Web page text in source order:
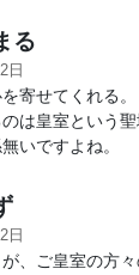
る
日
寄せてくれる。
は皇室という
いですよね。
日
、ご皇室の方